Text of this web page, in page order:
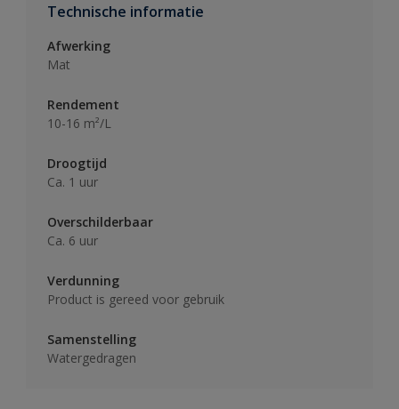
Technische informatie
Afwerking
Mat
Rendement
10-16 m²/L
Droogtijd
Ca. 1 uur
Overschilderbaar
Ca. 6 uur
Verdunning
Product is gereed voor gebruik
Samenstelling
Watergedragen